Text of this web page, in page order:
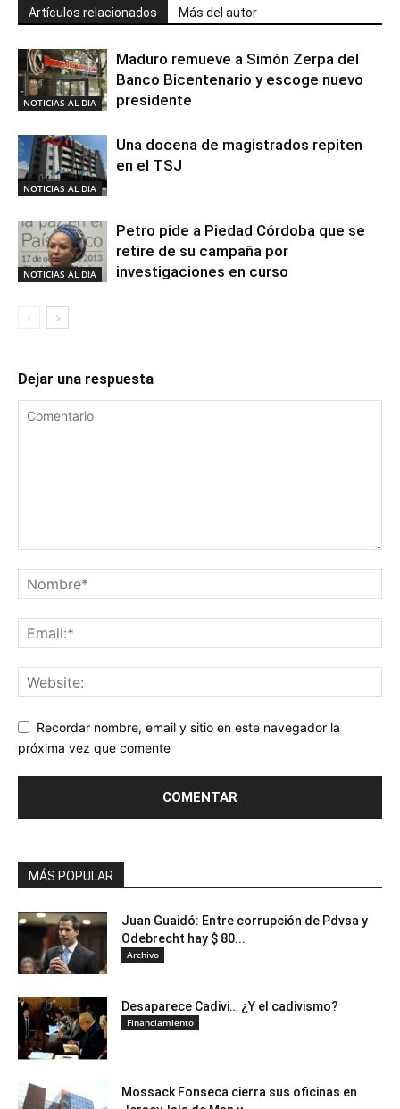
Artículos relacionados Más del autor
NOTICIAS AL DIA
Maduro remueve a Simón Zerpa del
Banco Bicentenario y escoge nuevo
presidente
NOTICIAS AL DIA
Una docena de magistrados repiten
en el TSJ
NOTICIAS AL DIA
Petro pide a Piedad Córdoba que se
retire de su campaña por
investigaciones en curso
Dejar una respuesta
Recordar nombre, email y sitio en este navegador la
próxima vez que comente
MÁS POPULAR
Juan Guaidó: Entre corrupción de Pdvsa y
Odebrecht hay $ 80...
Archivo
Desaparece Cadivi… ¿Y el cadivismo?
Financiamiento
Mossack Fonseca cierra sus oficinas en